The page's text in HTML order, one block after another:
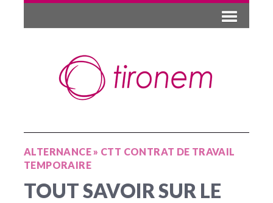
ALTERNANCE» CTT CONTRAT DE TRAVAIL
TEMPORAIRE
TOUT SAVOIR SUR LE